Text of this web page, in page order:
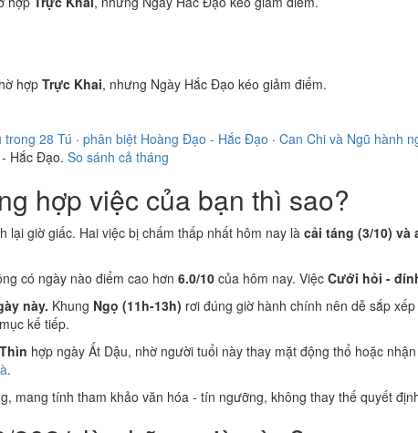
hợp Trực Khai, nhưng Ngày Hắc Đạo kéo giảm điểm.
trong 28 Tú · phân biệt Hoàng Đạo - Hắc Đạo · Can Chi và Ngũ hành
Hắc Đạo. So sánh cả tháng
hợp việc của bạn thì sao?
lại giờ giấc. Hai việc bị chấm thấp nhất hôm nay là cải táng (3/10) và
có ngày nào điểm cao hơn 6.0/10 của hôm nay. Việc Cưới hỏi -
này. Khung Ngọ (11h-13h) rơi đúng giờ hành chính nên dễ sắp
kế tiếp.
hợp ngày Ất Dậu, nhờ người tuổi này thay mặt động thổ hoặc
.
mang tính tham khảo văn hóa - tín ngưỡng, không thay thế quyết